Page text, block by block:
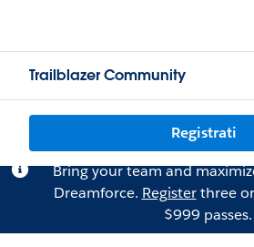
Trailblazer Community
Registrati
Bring your team and
Dreamforce. Registerthree
$999 passes.